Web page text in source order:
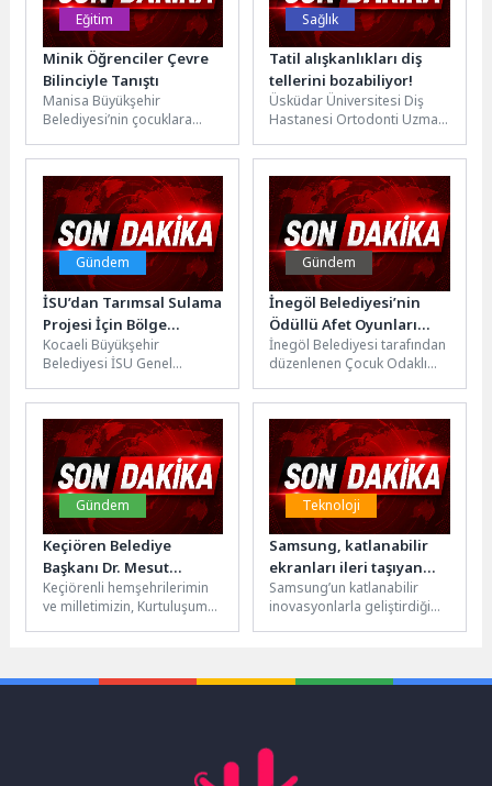
Eğitim
Minik Öğrenciler Çevre
Bilinciyle Tanıştı
Manisa Büyükşehir
Belediyesi’nin çocuklara
amacıyla hayata geçirdiği
“Doğa Dedektifleri İş
Başında” eğitim...
Sağlık
Tatil alışkanlıkları diş
tellerini bozabiliyor!
Üsküdar Üniversitesi Diş
Hastanesi Ortodonti Uzmanı
yaz tatilinde değişen
alışkanlıklar...
Gündem
İSU’dan Tarımsal Sulama
Projesi İçin Bölge
Muhtarlarıyla İstişare
Toplantısı
Kocaeli Büyükşehir
Belediyesi İSU Genel
tamamlanarak İzmit ve
Kandıra’da hizmete alınan
Toramanlar Göleti...
Gündem
İnegöl Belediyesi’nin
Ödüllü Afet Oyunları
Erişime Açıldı
İnegöl Belediyesi tarafından
düzenlenen Çocuk Odaklı
Yarışmasında dereceye
giren 3 oyun...
Gündem
Keçiören Belediye
Başkanı Dr. Mesut
Özarslan’ın 19 Mayıs
Atatürk’ü Anma, Gençlik
ve Spor Bayramı Kutlama
Keçiörenli hemşehrilerimin
ve milletimizin, Kurtuluşumuz
gün...
Teknoloji
Samsung, katlanabilir
ekranları ileri taşıyan
Flex Titanium
teknolojisini tanıttı
Samsung’un katlanabilir
inovasyonlarla geliştirdiği
azaltıyor ve daha...